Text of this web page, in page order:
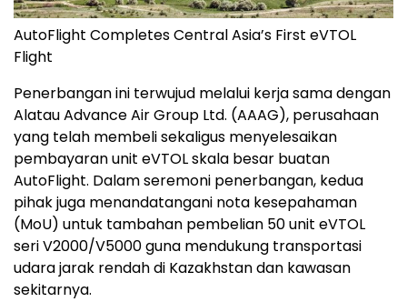
AutoFlight Completes Central Asia’s First eVTOL
Flight
Penerbangan ini terwujud melalui kerja sama dengan
Alatau Advance Air Group Ltd. (AAAG), perusahaan
yang telah membeli sekaligus menyelesaikan
pembayaran unit eVTOL skala besar buatan
AutoFlight. Dalam seremoni penerbangan, kedua
pihak juga menandatangani nota kesepahaman
(MoU) untuk tambahan pembelian 50 unit eVTOL
seri V2000/V5000 guna mendukung transportasi
udara jarak rendah di Kazakhstan dan kawasan
sekitarnya.